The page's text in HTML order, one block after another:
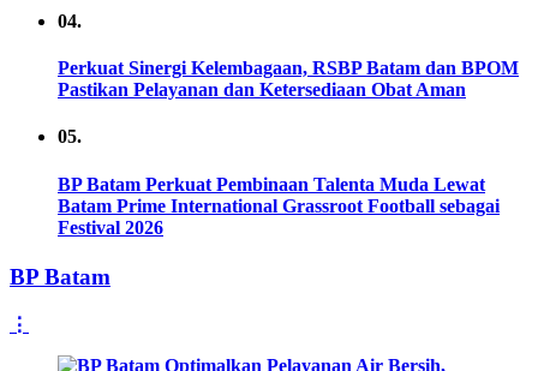
04.
Perkuat Sinergi Kelembagaan, RSBP Batam dan BPOM
Pastikan Pelayanan dan Ketersediaan Obat Aman
05.
BP Batam Perkuat Pembinaan Talenta Muda Lewat
Batam Prime International Grassroot Football sebagai
Festival 2026
BP Batam
⋮